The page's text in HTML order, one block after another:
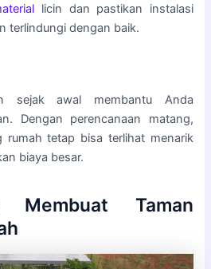
licin dan pastikan instalasi
terlindungi dengan baik.
sejak awal membantu Anda
Dengan perencanaan matang,
rumah tetap bisa terlihat menarik
biaya besar.
Membuat Taman